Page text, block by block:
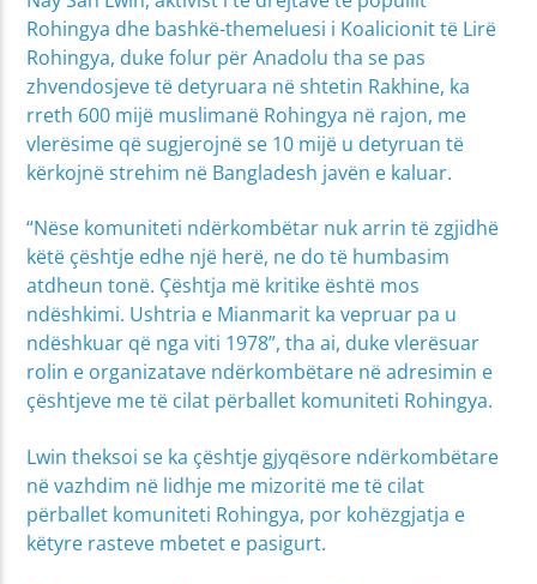
Rohingya dhe bashkë-themeluesi i Koalicionit të Lirë
Rohingya, duke folur për Anadolu tha se pas
zhvendosjeve të detyruara në shtetin Rakhine, ka
rreth 600 mijë muslimanë Rohingya në rajon, me
vlerësime që sugjerojnë se 10 mijë u detyruan të
kërkojnë strehim në Bangladesh javën e kaluar.
“Nëse komuniteti ndërkombëtar nuk arrin të zgjidhë
këtë çështje edhe një herë, ne do të humbasim
atdheun tonë. Çështja më kritike është mos
ndëshkimi. Ushtria e Mianmarit ka vepruar pa u
ndëshkuar që nga viti 1978”, tha ai, duke vlerësuar
rolin e organizatave ndërkombëtare në adresimin e
çështjeve me të cilat përballet komuniteti Rohingya.
Lwin theksoi se ka çështje gjyqësore ndërkombëtare
në vazhdim në lidhje me mizoritë me të cilat
përballet komuniteti Rohingya, por kohëzgjatja e
këtyre rasteve mbetet e pasigurt.